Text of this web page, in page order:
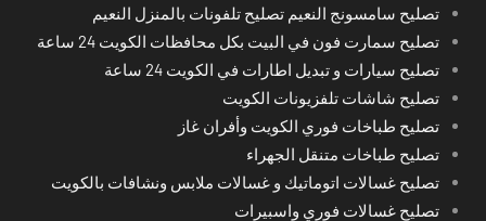
تصليح سامسونج النعيم تصليح تلفونات بالمنزل النعيم
تصليح سمارت فون في البيت بكل محافظات الكويت 24 ساعة
تصليح سيارات و تبديل اطارات في الكويت 24 ساعة
تصليح شاشات تلفزيونات الكويت
تصليح طباخات فوري الكويت وأفران غاز
تصليح طباخات متنقل الجهراء
تصليح غسالات اتوماتيك و غسالات ملابس ونشافات بالكويت
تصليح غسالات فوري واسبيرات